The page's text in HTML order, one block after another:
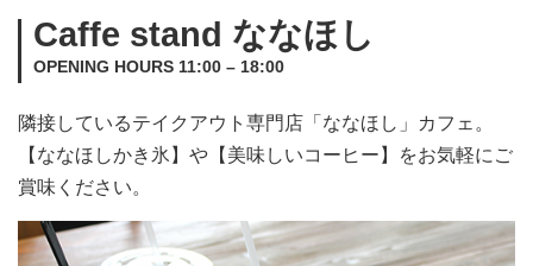
Caffe stand ななほし
OPENING HOURS 11:00 – 18:00
隣接しているテイクアウト専門店「ななほし」カフェ。
【ななほしかき氷】や【美味しいコーヒー】をお気軽にご
賞味ください。